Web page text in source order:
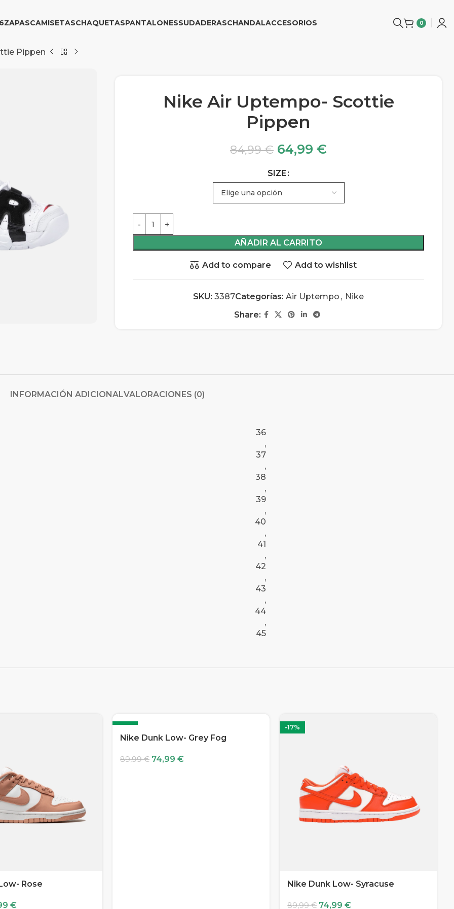
ZAPASCAMISETASCHAQUETASPANTALONESSUDADERASCHANDALACCESORIOS 0
Pippen
Nike Air Uptempo- Scottie
Pippen
84,99€ 64,99 €
SIZE
AÑADIR AL CARRITO
Add to compare Add to wishlist
SKU: 3387Categorías: Air Uptempo , Nike
Share:
INFORMACIÓN ADICIONALVALORACIONES (0)
36
,
37
,
38
,
39
,
40
,
41
,
42
,
43
,
44
,
45
Rose
€
-17%
Nike Dunk Low- Grey Fog
89,99€ 74,99 €
-17%
Nike Dunk Low- Syracuse
89,99€ 74,99 €